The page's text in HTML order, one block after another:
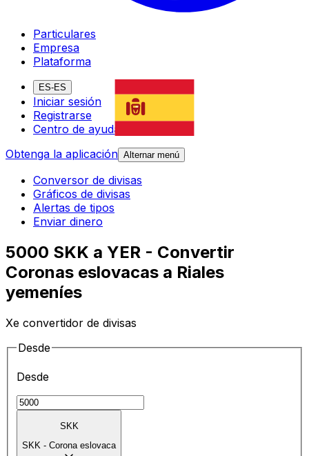
Particulares
Empresa
Plataforma
ES-ES
Iniciar sesión
Registrarse
Centro de ayuda
Obtenga la aplicación Alternar menú
Conversor de divisas
Gráficos de divisas
Alertas de tipos
Enviar dinero
5000 SKK a YER - Convertir
Coronas eslovacas a Riales
yemeníes
Xe convertidor de divisas
Desde
Desde
SKK
SKK - Corona eslovaca